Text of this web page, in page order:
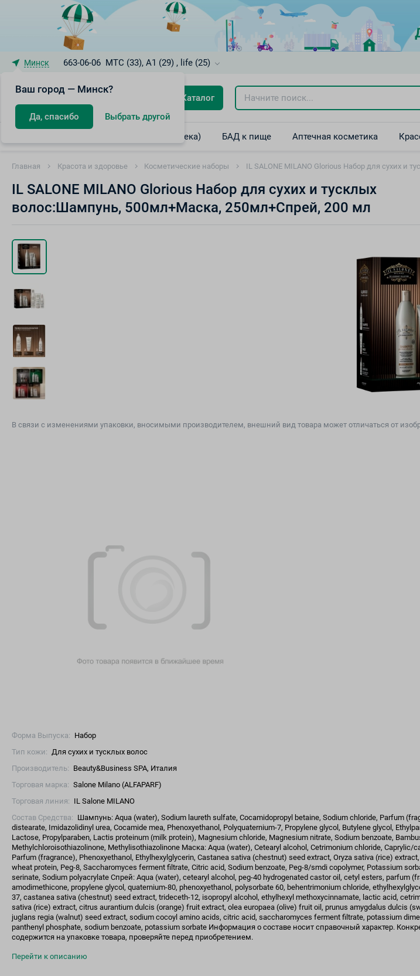
Минск
Ваш город — Минск?
Да, спасибо Выбрать другой
663-06-06 МТС (33), A1 (29) , life (25)
Каталог
Лекарственные препараты (интернет-аптека) БАД к пище Аптечная косметика
Главная Красота и здоровье Косметические наборы IL SALONE MILANO Glorious Набор для сухих
IL SALONE MILANO Glorious Набор для сухих и тусклых
волос:Шампунь, 500мл+Маска, 250мл+Спрей, 200 мл
В связи с изменениями упаковки, вносимыми производителем, внешний вид товара может отличаться от
Форма Выпуска: Набор
Тип кожи: Для сухих и тусклых волос
Производитель: Beauty&Business SPA, Италия
Торговая марка: Salone Milano (ALFAPARF)
Торговая линия: IL Salone MILANO
Состав Средства: Шампунь: Aqua (water), Sodium laureth sulfate, Cocamidopropyl betaine, Sodium chloride, Parfum
distearate, Imidazolidinyl urea, Cocamide mea, Phenoxyethanol, Polyquaternium-7, Propylene glycol, Butylene glycol,
Lactose, Propylparaben, Lactis proteinum (milk protein), Magnesium chloride, Magnesium nitrate, Sodium benzoate,
Methylchloroisothiazolinone, Methylisothiazolinone Маска: Aqua (water), Cetearyl alcohol, Cetrimonium chloride, Caprylic/
Parfum (fragrance), Phenoxyethanol, Ethylhexylglycerin, Castanea sativa (chestnut) seed extract, Oryza sativa (rice)
wheat protein, Peg-8, Saccharomyces ferment filtrate, Citric acid, Sodium benzoate, Peg-8/smdi copolymer, Potassium
serinate, Sodium polyacrylate Спрей: Aqua (water), cetearyl alcohol, peg-40 hydrogenated castor oil, cetyl esters, parfum
amodimethicone, propylene glycol, quaternium-80, phenoxyethanol, polysorbate 60, behentrimonium chloride,
37, castanea sativa (chestnut) seed extract, trideceth-12, isopropyl alcohol, ethylhexyl methoxycinnamate, lactic acid,
sativa (rice) extract, citrus aurantium dulcis (orange) fruit extract, olea europaea (olive) fruit oil, prunus amygdalus dulcis
juglans regia (walnut) seed extract, sodium cocoyl amino acids, citric acid, saccharomyces ferment filtrate, potassium
panthenyl phosphate, sodium benzoate, potassium sorbate Информация о составе носит справочный характер.
содержится на упаковке товара, проверяйте перед приобретением.
Перейти к описанию